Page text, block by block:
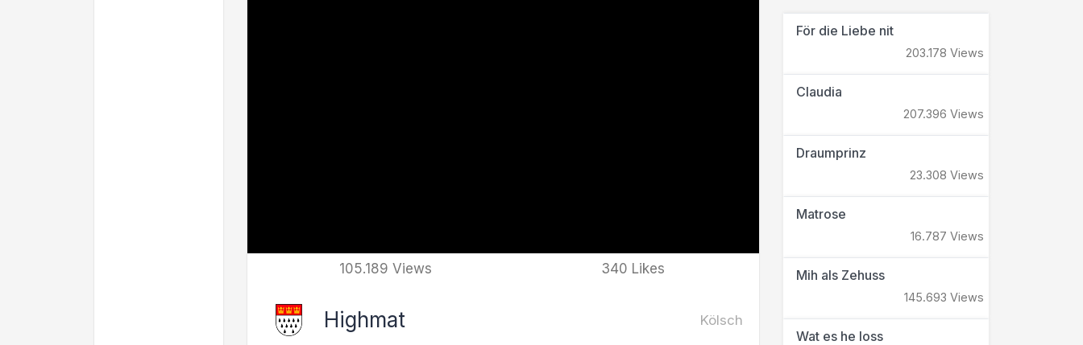
105.189 Views 340 Likes
Highmat Kölsch
För die Liebe nit
203.178 Views
Claudia
207.396 Views
Draumprinz
23.308 Views
Matrose
16.787 Views
Mih als Zehuss
145.693 Views
Wat es he loss